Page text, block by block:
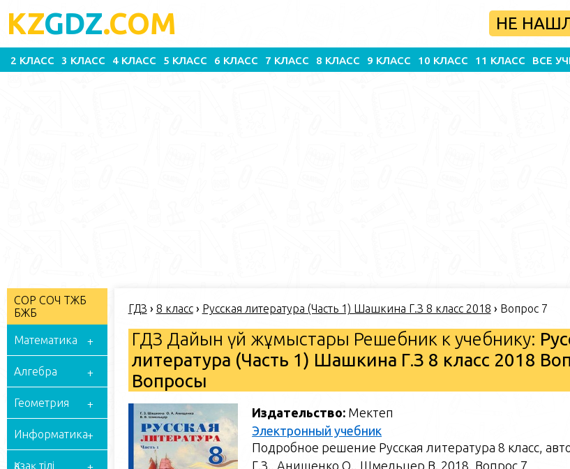
KZGDZ.COM НЕ
2 КЛАСС 3 КЛАСС 4 КЛАСС 5 КЛАСС 6 КЛАСС 7 КЛАСС 8 КЛАСС 9 КЛАСС 10 КЛАСС 11 КЛАСС ВСЕ
СОР СОЧ ТЖБ
БЖБ
Математика
Алгебра
Геометрия
Информатика
Қазақ тілі
ГДЗ › 8 класс› Русская литература (Часть 1) Шашкина Г.З 8 класс 2018 › Вопрос 7
ГДЗ Дайын үй жұмыстары Решебник к учебнику:
литература (Часть 1) Шашкина Г.З 8 класс 2018
Вопросы
Издательство: Мектеп
Электронный учебник
Подробное решение Русская литература 8 класс,
Г.З., Анищенко О., Шмельцер В. 2018, Вопрос 7